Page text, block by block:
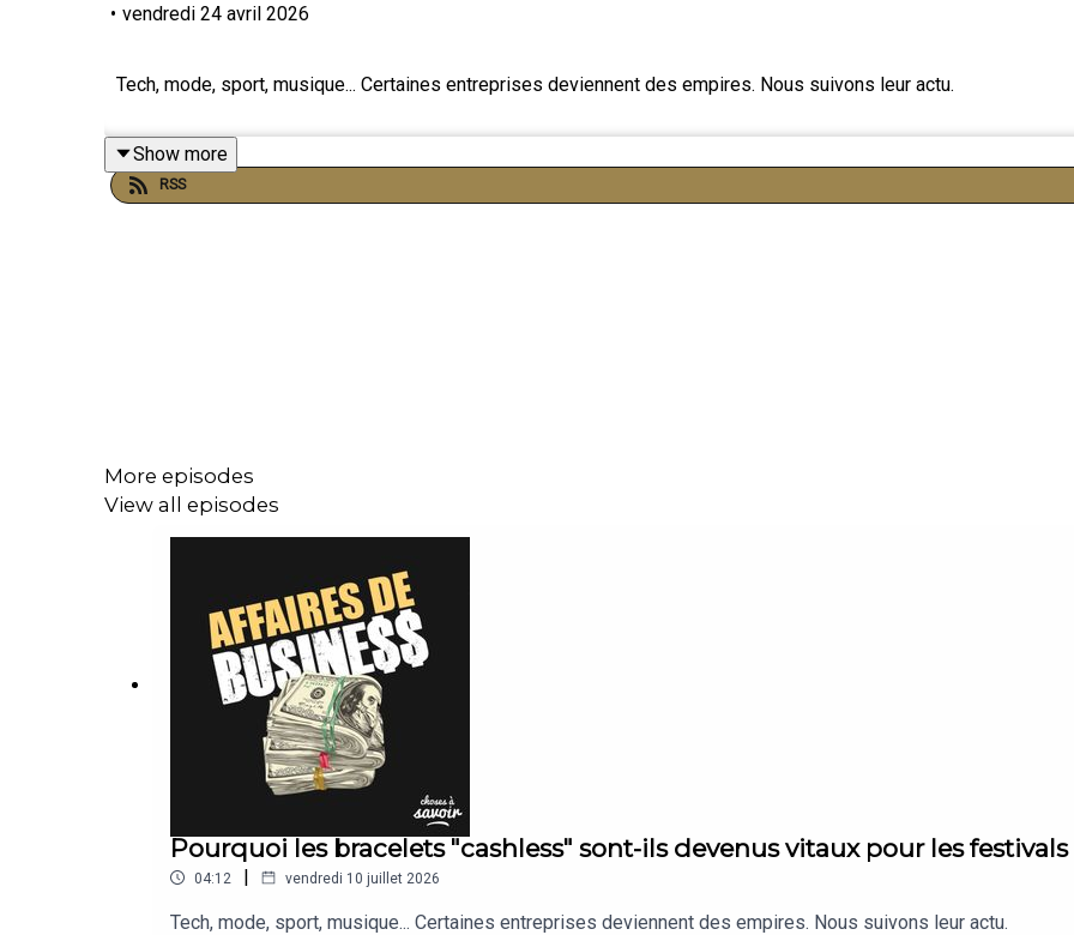
• vendredi 24 avril 2026
Tech, mode, sport, musique... Certaines entreprises deviennent des empires. Nous suivons leur actu.
Show more
RSS
More episodes
View all episodes
Pourquoi les bracelets "cashless" sont-ils devenus vitaux pour les festivals
04:12 | vendredi 10 juillet 2026
Tech, mode, sport, musique... Certaines entreprises deviennent des empires. Nous suivons leur actu.